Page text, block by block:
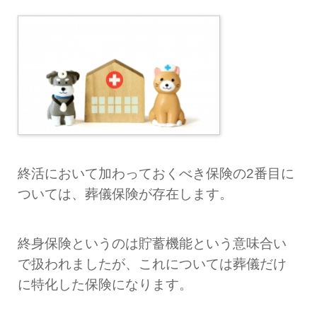
終活において加わっておくべき保険の2番目に
ついては、葬儀保険が存在します。
終身保険というのは貯蓄機能という意味合い
で扱われましたが、これについては葬儀だけ
に特化した保険になります。